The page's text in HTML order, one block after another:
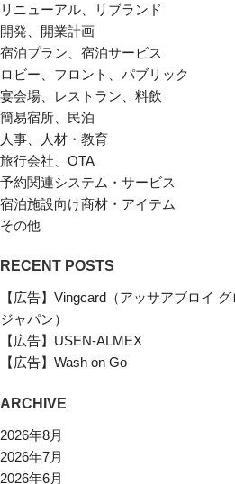
リニューアル、リブランド
開発、開業計画
宿泊プラン、宿泊サービス
ロビー、フロント、パブリック
宴会場、レストラン、料飲
簡易宿所、民泊
人事、人材・教育
旅行会社、OTA
予約関連システム・サービス
宿泊施設向け商材・アイテム
その他
RECENT POSTS
【広告】Vingcard（アッサアブロイ
ジャパン）
【広告】USEN-ALMEX
【広告】Wash on Go
ARCHIVE
2026年8月
2026年7月
2026年6月